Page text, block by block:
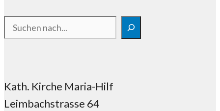
Suchen
Kath. Kirche Maria-Hilf
Leimbachstrasse 64